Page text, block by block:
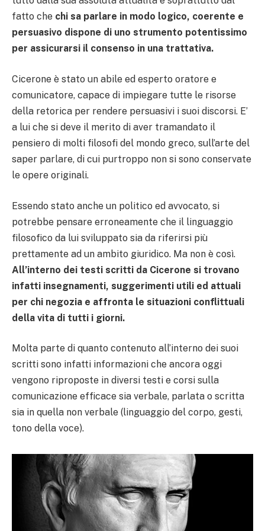
fatto che chi sa parlare in modo logico, coerente e
persuasivo dispone di uno strumento potentissimo
per assicurarsi il consenso in una trattativa.
Cicerone è stato un abile ed esperto oratore e
comunicatore, capace di impiegare tutte le risorse
della retorica per rendere persuasivi i suoi discorsi. E’
a lui che si deve il merito di aver tramandato il
pensiero di molti filosofi del mondo greco, sull’arte del
saper parlare, di cui purtroppo non si sono conservate
le opere originali.
Essendo stato anche un politico ed avvocato, si
potrebbe pensare erroneamente che il linguaggio
filosofico da lui sviluppato sia da riferirsi più
prettamente ad un ambito giuridico. Ma non è così.
All’interno dei testi scritti da Cicerone si trovano
infatti insegnamenti, suggerimenti utili ed attuali
per chi negozia e affronta le situazioni conflittuali
della vita di tutti i giorni.
Molta parte di quanto contenuto all’interno dei suoi
scritti sono infatti informazioni che ancora oggi
vengono riproposte in diversi testi e corsi sulla
comunicazione efficace sia verbale, parlata o scritta
sia in quella non verbale (linguaggio del corpo, gesti,
tono della voce).